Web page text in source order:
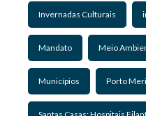
Invernadas Culturais
Mandato Meio
Municípios Porto